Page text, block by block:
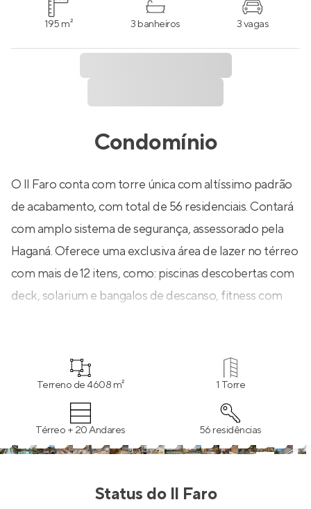
195 m² 3 banheiros 3 vagas
Condomínio
O Il Faro conta com torre única com altíssimo padrão
de acabamento, com total de 56 residenciais. Contará
com amplo sistema de segurança, assessorado pela
Haganá. Oferece uma exclusiva área de lazer no térreo
com mais de 12 itens, como: piscinas descobertas com
deck, solarium e bangalos de descanso, fitness com
Terreno de 4608 m² 1 Torre
Térreo + 20 Andares 56 residências
Status do Il Faro